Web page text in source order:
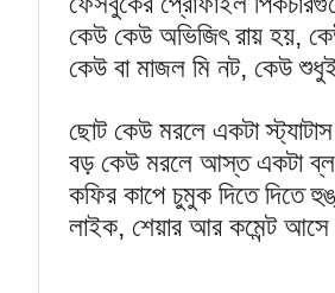
কেউ কেউ অভিজিৎ রায় হয়,
কেউ বা মাজল মি নট, কেউ
ছোট কেউ মরলে একটা
বড় কেউ মরলে আস্ত একটা
কফির কাপে চুমুক দিতে দিতে
লাইক, শেয়ার আর কমেন্ট আসে